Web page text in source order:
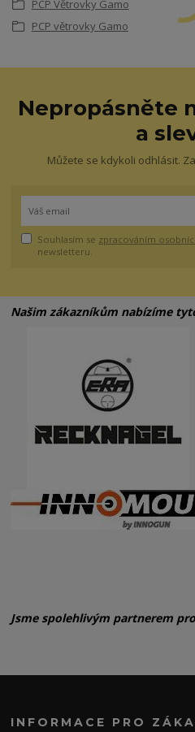
PCP Větrovky Gamo
PCP větrovky Gamo
Nepropásněte
a
Můžete se kdykoli odhlásit.
Souhlasím se zpracováním
newsletteru.
Našim zákazníkům nabízíme
Jsme spolehlivým partnerem
INFORMACE PRO